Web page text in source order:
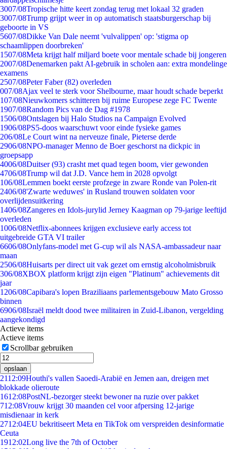
3007/08Tropische hitte keert zondag terug met lokaal 32 graden
3007/08Trump grijpt weer in op automatisch staatsburgerschap bij
geboorte in VS
5607/08Dikke Van Dale neemt 'vulvalippen' op: 'stigma op
schaamlippen doorbreken'
1507/08Meta krijgt half miljard boete voor mentale schade bij jongeren
2007/08Denemarken pakt AI-gebruik in scholen aan: extra mondelinge
examens
2507/08Peter Faber (82) overleden
007/08Ajax veel te sterk voor Shelbourne, maar houdt schade beperkt
107/08Nieuwkomers schitteren bij ruime Europese zege FC Twente
1907/08Random Pics van de Dag #1978
1506/08Ontslagen bij Halo Studios na Campaign Evolved
1906/08PS5-doos waarschuwt voor einde fysieke games
206/08Le Court wint na nerveuze finale, Pieterse derde
2906/08NPO-manager Menno de Boer geschorst na dickpic in
groepsapp
4006/08Duitser (93) crasht met quad tegen boom, vier gewonden
4706/08Trump wil dat J.D. Vance hem in 2028 opvolgt
106/08Lemmen boekt eerste profzege in zware Ronde van Polen-rit
2406/08'Zwarte weduwes' in Rusland trouwen soldaten voor
overlijdensuitkering
1406/08Zangeres en Idols-jurylid Jerney Kaagman op 79-jarige leeftijd
overleden
1006/08Netflix-abonnees krijgen exclusieve early access tot
uitgebreide GTA VI trailer
6606/08Onlyfans-model met G-cup wil als NASA-ambassadeur naar
maan
2506/08Huisarts per direct uit vak gezet om ernstig alcoholmisbruik
306/08XBOX platform krijgt zijn eigen "Platinum" achievements dit
jaar
1206/08Capibara's lopen Braziliaans parlementsgebouw Mato Grosso
binnen
6906/08Israël meldt dood twee militairen in Zuid-Libanon, vergelding
aangekondigd
Actieve items
Actieve items
Scrollbar gebruiken
opslaan
2112:09Houthi's vallen Saoedi-Arabië en Jemen aan, dreigen met
blokkade olieroute
1612:08PostNL-bezorger steekt bewoner na ruzie over pakket
712:08Vrouw krijgt 30 maanden cel voor afpersing 12-jarige
misdienaar in kerk
2712:04EU bekritiseert Meta en TikTok om verspreiden desinformatie
Ceuta
1912:02Long live the 7th of October